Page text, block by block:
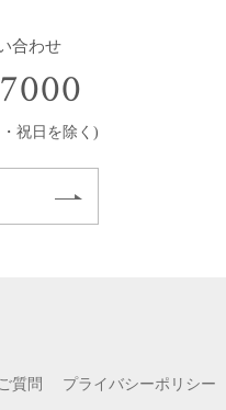
合わせ
祝日を除く)
質問 プライバシーポリシー